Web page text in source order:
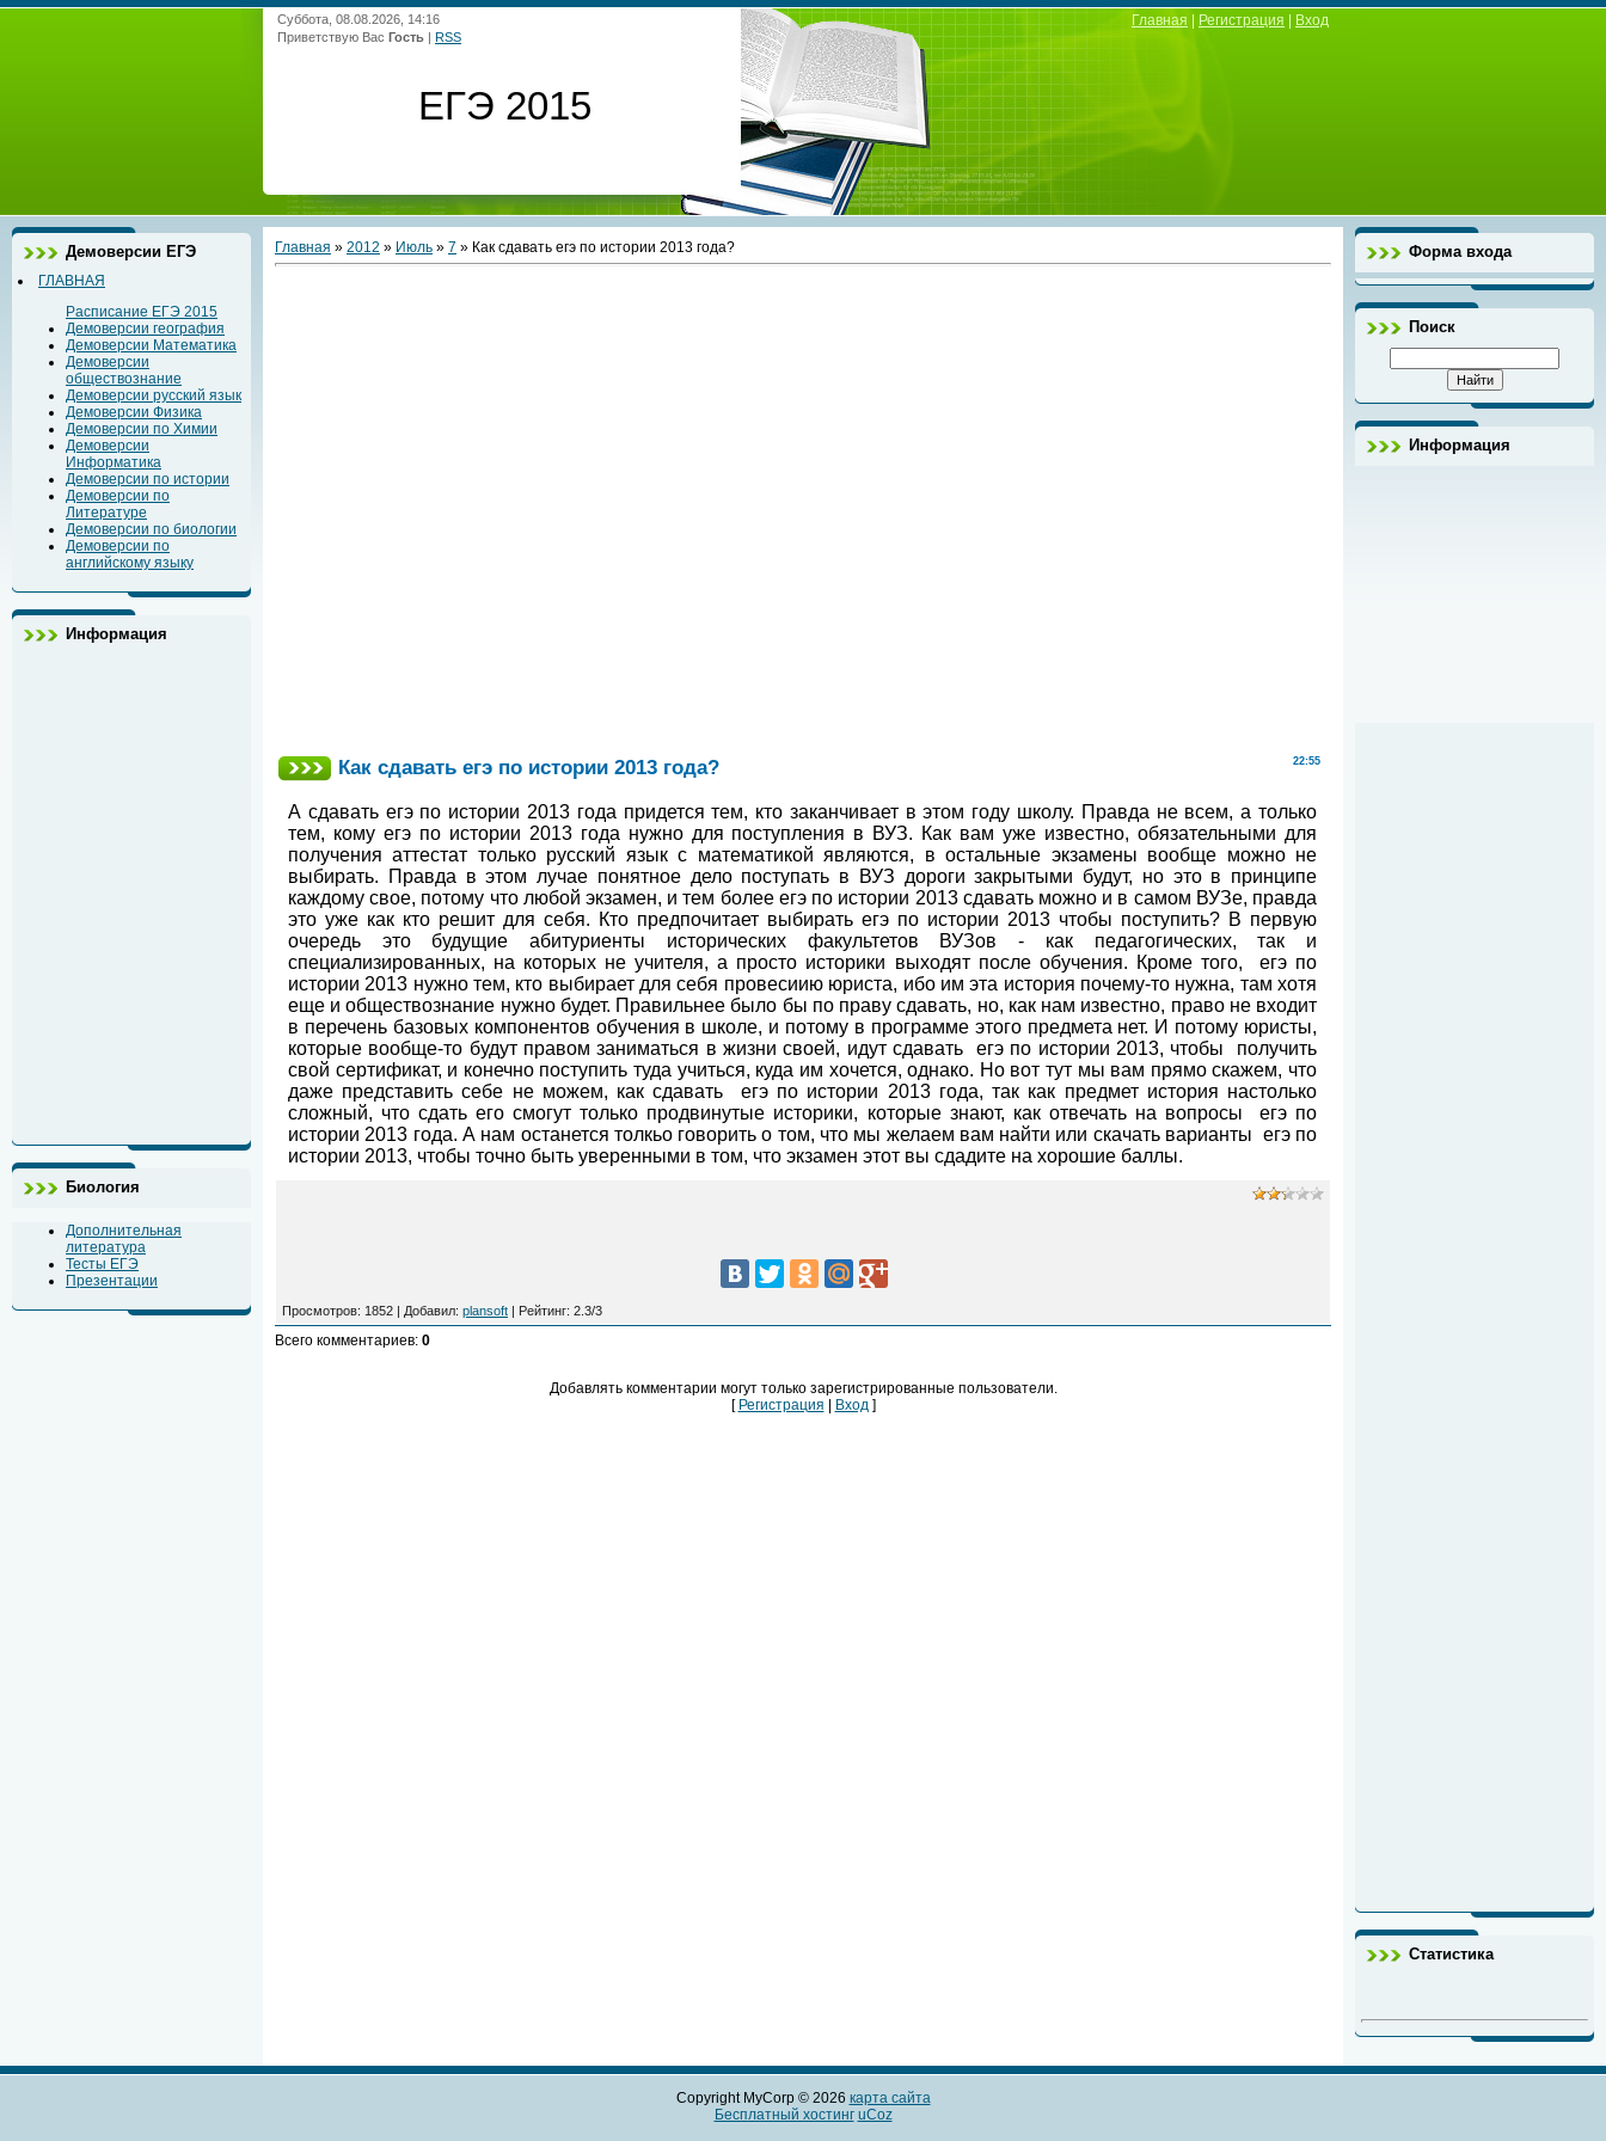
Суббота, 08.08.2026, 14:16
Приветствую Вас Гость | RSS
ЕГЭ 2015
Главная Регистрация Вход
Демоверсии ЕГЭ
ГЛАВНАЯ
Расписание ЕГЭ 2015
Демоверсии география
Демоверсии Математика
Демоверсии
обществознание
Демоверсии русский язык
Демоверсии Физика
Демоверсии по Химии
Демоверсии
Информатика
Демоверсии по истории
Демоверсии по
Литературе
Демоверсии по биологии
Демоверсии по
английскому языку
Информация
Биология
Дополнительная
литература
Тесты ЕГЭ
Презентации
Главная » 2012 » Июль » 7 » Как сдавать егэ по истории 2013 года?
22:55
Как сдавать егэ по истории 2013 года?
А сдавать егэ по истории 2013 года придется тем, кто заканчивает в этом году школу. Правда не всем, а только
тем, кому егэ по истории 2013 года нужно для поступления в ВУЗ. Как вам уже известно, обязательными для
получения аттестат только русский язык с математикой являются, в остальные экзамены вообще можно не
выбирать. Правда в этом лучае понятное дело поступать в ВУЗ дороги закрытыми будут, но это в принципе
каждому свое, потому что любой экзамен, и тем более егэ по истории 2013 сдавать можно и в самом ВУЗе, правда
это уже как кто решит для себя. Кто предпочитает выбирать егэ по истории 2013 чтобы поступить? В первую
очередь это будущие абитуриенты исторических факультетов ВУЗов - как педагогических, так и
специализированных, на которых не учителя, а просто историки выходят после обучения. Кроме того,
егэ по
истории 2013 нужно тем, кто выбирает для себя провесиию юриста, ибо им эта история почему-то нужна, там хотя
еще и обществознание нужно будет. Правильнее было бы по праву сдавать, но, как нам известно, право не входит
в перечень базовых компонентов обучения в школе, и потому в программе этого предмета нет. И потому юристы,
которые вообще-то будут правом заниматься в жизни своей, идут сдавать
егэ по истории 2013, чтобы получить
свой сертификат, и конечно поступить туда учиться, куда им хочется, однако. Но вот тут мы вам прямо скажем, что
даже представить себе не можем, как сдавать
егэ по истории 2013 года, так как предмет история настолько
сложный, что сдать его смогут только продвинутые историки, которые знают, как отвечать на вопросы
егэ по
истории 2013 года. А нам останется толкьо говорить о том, что мы желаем вам найти или скачать варианты егэ по
истории 2013, чтобы точно быть уверенными в том, что экзамен этот вы сдадите на хорошие баллы.
Просмотров: 1852 | Добавил: plansoft | Рейтинг: 2.3/3
Всего комментариев: 0
Добавлять комментарии могут только зарегистрированные пользователи.
[ Регистрация Вход]
Форма входа
Поиск
Информация
Статистика
Copyright MyCorp © 2026 карта сайта
Бесплатный хостинг uCoz